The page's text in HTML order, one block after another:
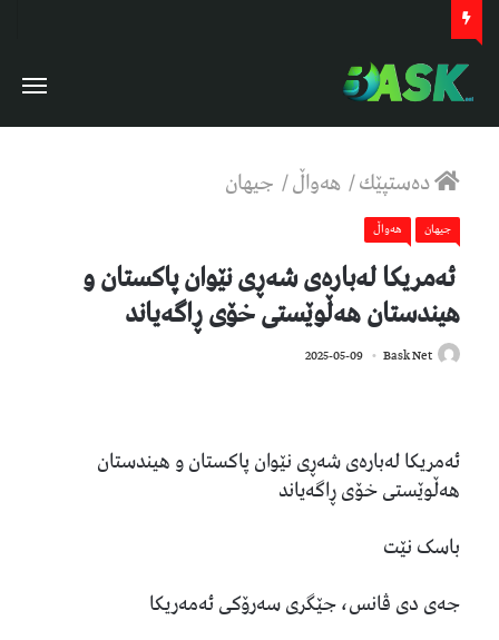
دەستپێك/ هەواڵ/ جیهان
جیهان هەواڵ
ئەمریکا لەبارەی شەڕی نێوان پاکستان و
هیندستان هەڵوێستی خۆی ڕاگەیاند
Bask Net
2025-05-09
ئەمریکا لەبارەی شەڕی نێوان پاکستان و هیندستان
هەڵوێستی خۆی ڕاگەیاند
باسک نێت
جەی دی ڤانس، جێگری سەرۆکی ئەمەریکا